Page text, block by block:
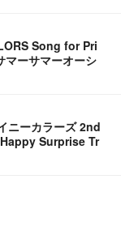
Song for Pri
ーサマーオーシ
ニーカラーズ 2nd
Surprise Tr